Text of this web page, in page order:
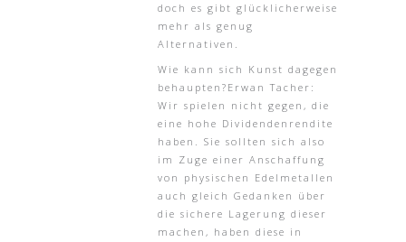
doch es gibt glücklicherweise
mehr als genug
Alternativen.
Wie kann sich Kunst dagegen
behaupten?Erwan Tacher:
Wir spielen nicht gegen, die
eine hohe Dividendenrendite
haben. Sie sollten sich also
im Zuge einer Anschaffung
von physischen Edelmetallen
auch gleich Gedanken über
die sichere Lagerung dieser
machen, haben diese in